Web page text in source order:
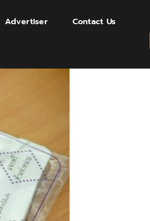
Advertiser Contact Us